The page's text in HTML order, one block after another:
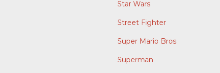
Star Wars
Street Fighter
Super Mario Bros
Superman